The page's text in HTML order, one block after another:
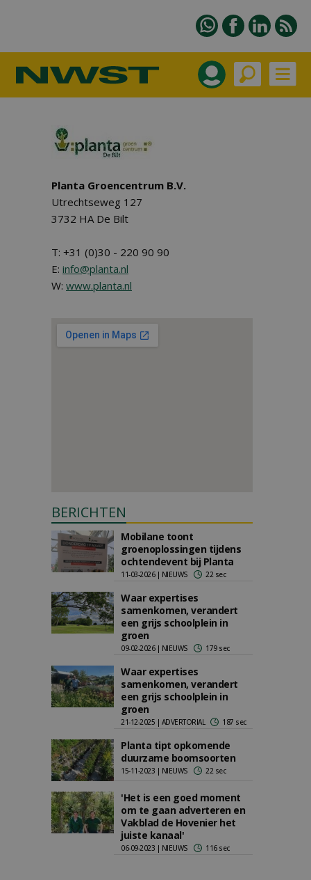
Planta Groencentrum B.V.
Utrechtseweg 127
3732 HA De Bilt
T: +31 (0)30 - 220 90 90
E: info@planta.nl
W: www.planta.nl
BERICHTEN
Mobilane toont
groenoplossingen tijdens
ochtendevent bij Planta
11-03-2026 | NIEUWS 22 sec
Waar expertises
samenkomen, verandert
een grijs schoolplein in
groen
09-02-2026 | NIEUWS 179 sec
Waar expertises
samenkomen, verandert
een grijs schoolplein in
groen
21-12-2025 | ADVERTORIAL 187 sec
Planta tipt opkomende
duurzame boomsoorten
15-11-2023 | NIEUWS 22 sec
'Het is een goed moment
om te gaan adverteren en
Vakblad de Hovenier het
juiste kanaal'
06-09-2023 | NIEUWS 116 sec